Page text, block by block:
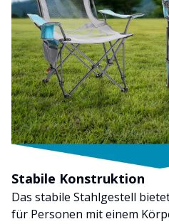
Stabile Konstruktion
Das stabile Stahlgestell
für Personen mit einem